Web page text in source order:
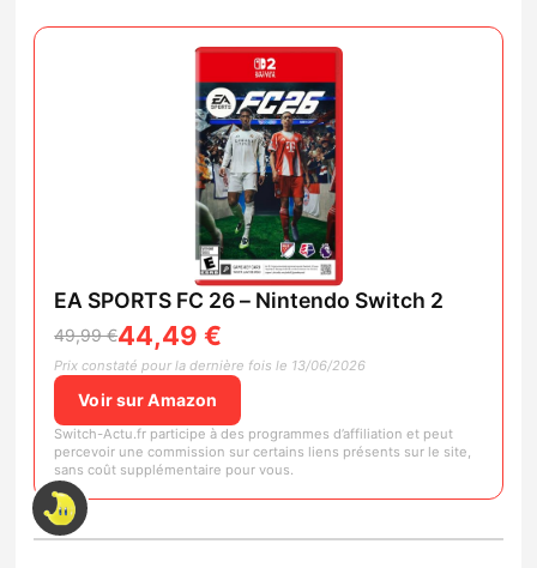
EA SPORTS FC 26 – Nintendo Switch 2
49,99 €44,49 €
Prix constaté pour la dernière fois le 13/06/2026
Voir sur Amazon
Switch-Actu.fr participe à des programmes d’affiliation et peut
percevoir une commission sur certains liens présents sur le site,
sans coût supplémentaire pour vous.